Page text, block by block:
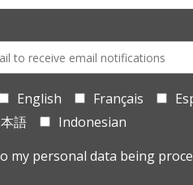
English Français
語
Indonesian
my personal data being